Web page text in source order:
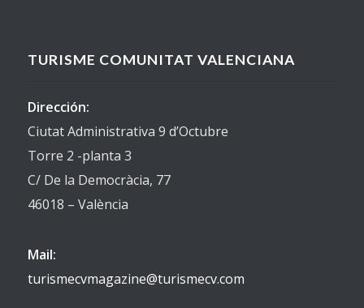
TURISME COMUNITAT VALENCIANA
Dirección:
Ciutat Administrativa 9 d’Octubre
Torre 2 -planta 3
C/ De la Democràcia, 77
46018 – València
Mail:
turismecvmagazine@turismecv.com